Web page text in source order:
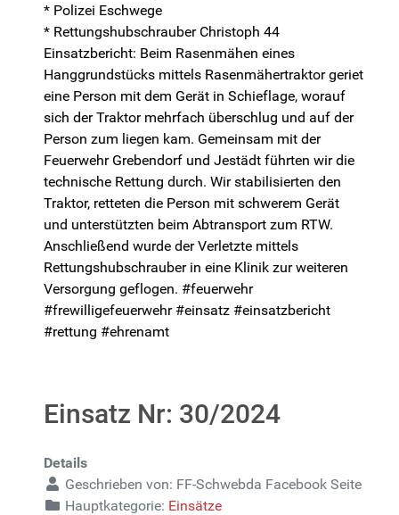
* Polizei Eschwege
* Rettungshubschrauber Christoph 44
Einsatzbericht: Beim Rasenmähen eines
Hanggrundstücks mittels Rasenmähertraktor geriet
eine Person mit dem Gerät in Schieflage, worauf
sich der Traktor mehrfach überschlug und auf der
Person zum liegen kam. Gemeinsam mit der
Feuerwehr Grebendorf und Jestädt führten wir die
technische Rettung durch. Wir stabilisierten den
Traktor, retteten die Person mit schwerem Gerät
und unterstützten beim Abtransport zum RTW.
Anschließend wurde der Verletzte mittels
Rettungshubschrauber in eine Klinik zur weiteren
Versorgung geflogen. #feuerwehr
#frewilligefeuerwehr #einsatz #einsatzbericht
#rettung #ehrenamt
Einsatz Nr: 30/2024
Details
Geschrieben von: FF-Schwebda Facebook Seite
Hauptkategorie: Einsätze